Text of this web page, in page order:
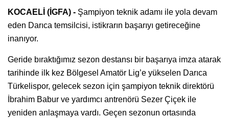
KOCAELİ (İGFA) - Şampiyon teknik adamı ile yola devam
eden Darıca temsilcisi, istikrarın başarıyı getireceğine
inanıyor.
Geride bıraktığımız sezon destansı bir başarıya imza atarak
tarihinde ilk kez Bölgesel Amatör Lig’e yükselen Darıca
Türkelispor, gelecek sezon için şampiyon teknik direktörü
İbrahim Babur ve yardımcı antrenörü Sezer Çiçek ile
yeniden anlaşmaya vardı. Geçen sezonun ortasında